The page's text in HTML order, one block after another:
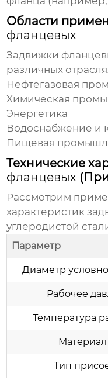
Области
фланцевых
Задвижки
различных
Нефтегазовая
Химическая
Энергетика
Водоснабжение и
Пищевая
Технические
фланцевых
Рассмотрим
характеристик
углеродистой
Параметр
Диаметр
Рабочее
Температура
Тип